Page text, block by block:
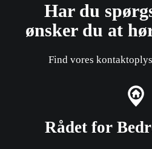
Har du
ønsker du at
Find vores
Rådet for